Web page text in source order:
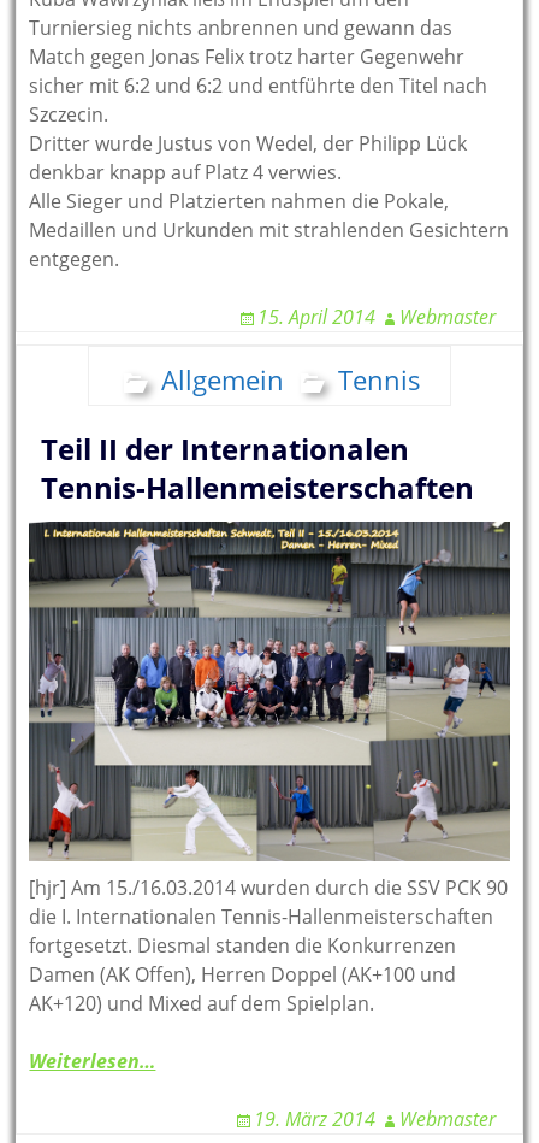
Turniersieg nichts anbrennen und gewann das
Match gegen Jonas Felix trotz harter Gegenwehr
sicher mit 6:2 und 6:2 und entführte den Titel nach
Szczecin.
Dritter wurde Justus von Wedel, der Philipp Lück
denkbar knapp auf Platz 4 verwies.
Alle Sieger und Platzierten nahmen die Pokale,
Medaillen und Urkunden mit strahlenden Gesichtern
entgegen.
15. April 2014 Webmaster
Allgemein Tennis
Teil II der Internationalen
Tennis-Hallenmeisterschaften
[hjr] Am 15./16.03.2014 wurden durch die SSV PCK 90
die I. Internationalen Tennis-Hallenmeisterschaften
fortgesetzt. Diesmal standen die Konkurrenzen
Damen (AK Offen), Herren Doppel (AK+100 und
AK+120) und Mixed auf dem Spielplan.
Weiterlesen…
19. März 2014 Webmaster